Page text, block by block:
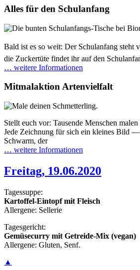
Alles für den Schulanfang
Bald ist es so weit: Der Schulanfang
die Zuckertüte findet ihr auf den
… weitere Informationen
Mitmalaktion Artenvielfalt
Stellt euch vor: Tausende Menschen
Jede Zeichnung für sich ein kleines Bild —
Schwarm, der
… weitere Informationen
Freitag, 19.06.2020
Tagessuppe:
Kartoffel-Eintopf mit Fleisch
Allergene: Sellerie
Tagesgericht:
Gemüsecurry mit Getreide-Mix (vegan)
Allergene: Gluten, Senf.
▲